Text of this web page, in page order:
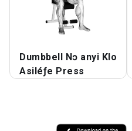
Dumbbell Nɔ anyi Klo
Asiléƒe Press